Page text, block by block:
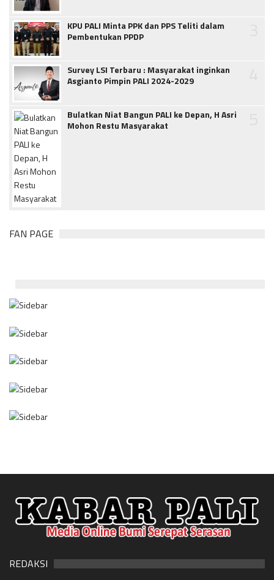
KPU PALI Minta PPK dan PPS Teliti dalam
Pembentukan PPDP
Survey LSI Terbaru : Masyarakat inginkan
Asgianto Pimpin PALI 2024-2029
Bulatkan Niat Bangun PALI ke Depan, H Asri
Mohon Restu Masyarakat
FAN PAGE
REDAKSI